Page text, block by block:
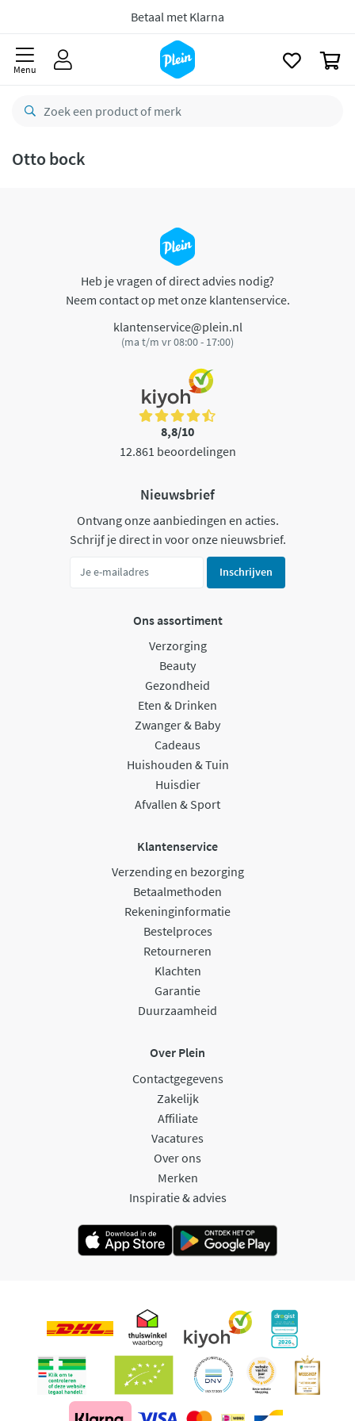
Betaal met Klarna
Menu
Otto bock
Heb je vragen of direct advies nodig?
Neem contact op met onze klantenservice.
klantenservice@plein.nl
(ma t/m vr 08:00 - 17:00)
8,8/10
12.861 beoordelingen
Nieuwsbrief
Ontvang onze aanbiedingen en acties.
Schrijf je direct in voor onze nieuwsbrief.
Inschrijven
Ons assortiment
Verzorging
Beauty
Gezondheid
Eten & Drinken
Zwanger & Baby
Cadeaus
Huishouden & Tuin
Huisdier
Afvallen & Sport
Klantenservice
Verzending en bezorging
Betaalmethoden
Rekeninginformatie
Bestelproces
Retourneren
Klachten
Garantie
Duurzaamheid
Over Plein
Contactgegevens
Zakelijk
Affiliate
Vacatures
Over ons
Merken
Inspiratie & advies